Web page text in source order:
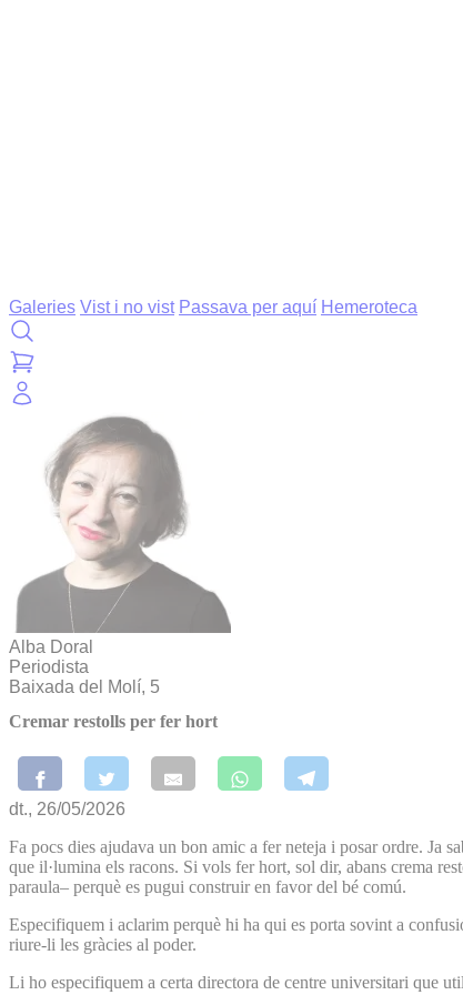
Galeries Vist i no vist Passava per aquí Hemeroteca
Alba Doral
Periodista
Baixada del Molí, 5
Cremar restolls per fer hort
dt., 26/05/2026
Fa pocs dies ajudava un bon amic a fer neteja i posar ordre. Ja
que il·lumina els racons. Si vols fer hort, sol dir, abans crema
paraula– perquè es pugui construir en favor del bé comú.
Especifiquem i aclarim perquè hi ha qui es porta sovint a
riure-li les gràcies al poder.
Li ho especifiquem a certa directora de centre universitari que